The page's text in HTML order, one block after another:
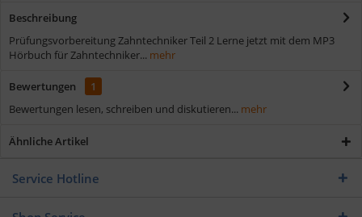
Beschreibung
Prüfungsvorbereitung Zahntechniker Teil 2 Lerne jetzt mit dem MP3
Hörbuch für Zahntechniker... mehr
Bewertungen
1
Bewertungen lesen, schreiben und diskutieren... mehr
Ähnliche Artikel
Service Hotline